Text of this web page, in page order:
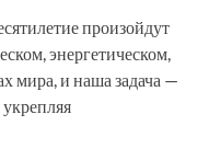
произойдут
энергетическом,
мира, и наша задача —